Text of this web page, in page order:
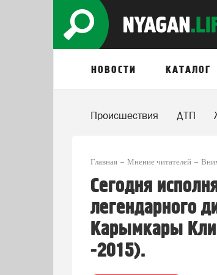
НОВОСТИ КАТАЛОГ
Происшествия ДТП
Главная Мнение читателей
Сегодня
легендарного
Карымкары
-2015).